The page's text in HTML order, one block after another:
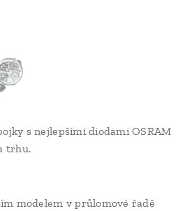
s nejlepšími diodami OSRAM
trhu.
modelem v průlomové řadě